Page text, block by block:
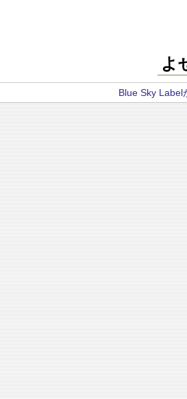
よ
Blue Sky Label